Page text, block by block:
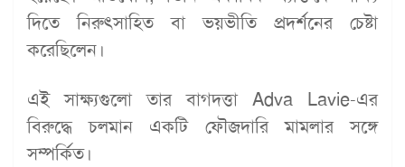
দিতে নিরুৎসাহিত বা ভয়ভীতি প্রদর্শনের চেষ্টা
করেছিলেন।
এই সাক্ষ্যগুলো তার বাগদত্তা Adva Lavie-এর
বিরুদ্ধে চলমান একটি ফৌজদারি মামলার সঙ্গে
সম্পর্কিত।